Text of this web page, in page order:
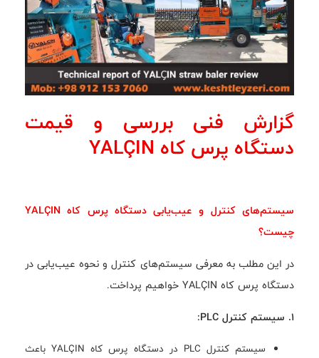
گزارش فنی بررسی و قیمت
دستگاه پرس کاه YALÇIN
سیستم‌های کنترل و عیب‌یابی دستگاه پرس کاه YALÇIN
چیست؟
در این مطلب به معرفی سیستم‌های کنترل و نحوه عیب‌یابی در
دستگاه پرس کاه YALÇIN خواهیم پرداخت.
1. سیستم کنترل PLC:
سیستم کنترل PLC در دستگاه پرس کاه YALÇIN باعث